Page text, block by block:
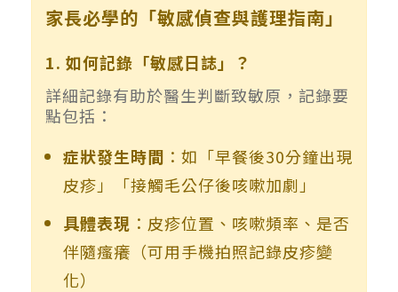
家長必學的「敏感偵查與護理指南」
1. 如何記錄「敏感日誌」？
詳細記錄有助於醫生判斷致敏原，記錄要
點包括：
症狀發生時間 ：如「早餐後30分鐘出現
皮疹」「接觸毛公仔後咳嗽加劇」
具體表現 ：皮疹位置、咳嗽頻率、是否
伴隨瘙癢（可用手機拍照記錄皮疹變
化）